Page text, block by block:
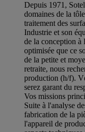
Depuis 1971,
domaines de la
traitement des
Industrie et son
de la conception à
optimisée que ce
de la petite et
retraite, nous
production (h/f).
serez garant du
Vos missions
Suite à l'analyse
fabrication de la
l'appareil de